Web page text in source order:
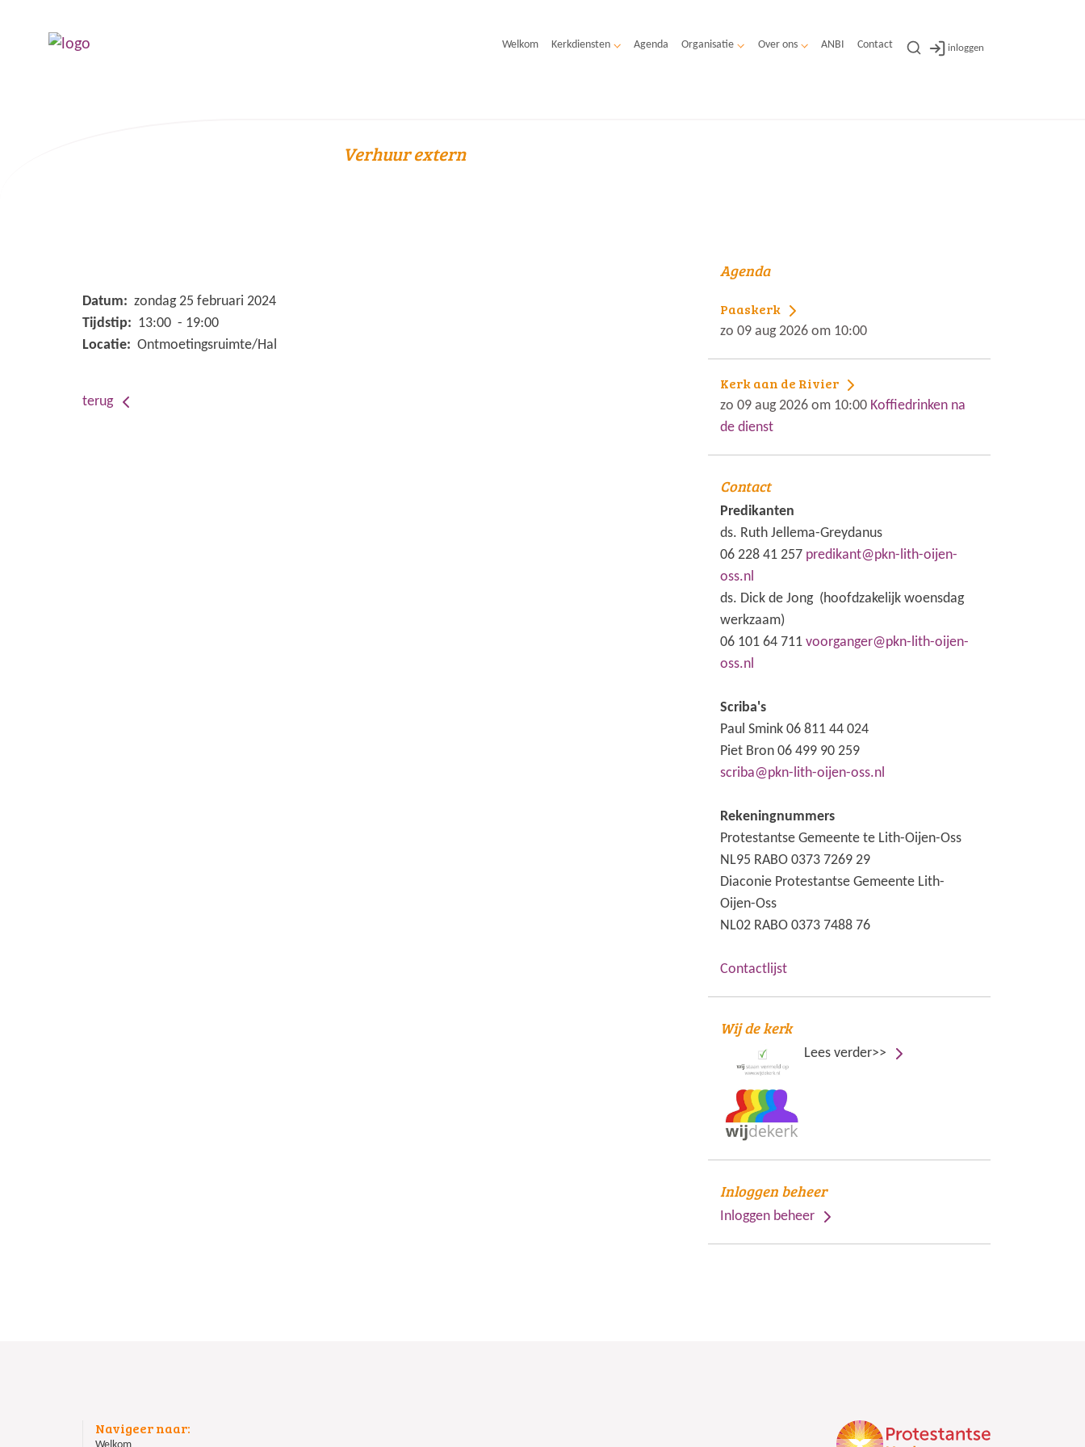
Welkom Kerkdiensten Agenda Organisatie Over ons ANBI Contact inloggen
Verhuur extern
Datum: zondag 25 februari 2024
Tijdstip: 13:00 - 19:00
Locatie: Ontmoetingsruimte/Hal
terug
Agenda
Paaskerk
zo 09 aug 2026 om 10:00
Kerk aan de Rivier
zo 09 aug 2026 om 10:00 Koffiedrinken na
de dienst
Contact
Predikanten
ds. Ruth Jellema-Greydanus
06 228 41 257 predikant@pkn-lith-oijen-
oss.nl
ds. Dick de Jong (hoofdzakelijk woensdag
werkzaam)
06 101 64 711 voorganger@pkn-lith-oijen-
oss.nl
Scriba's
Paul Smink 06 811 44 024
Piet Bron 06 499 90 259
scriba@pkn-lith-oijen-oss.nl
Rekeningnummers
Protestantse Gemeente te Lith-Oijen-Oss
NL95 RABO 0373 7269 29
Diaconie Protestantse Gemeente Lith-
Oijen-Oss
NL02 RABO 0373 7488 76
Contactlijst
Wij de kerk
Lees verder>>
Inloggen beheer
Inloggen beheer
Navigeer naar: